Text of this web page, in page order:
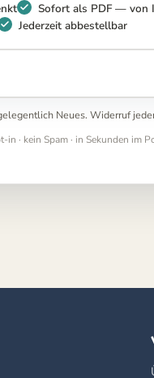
Sofort als PDF — von
Jederzeit abbestellbar
Neues. Widerruf
in · kein Spam · in Sekunden im